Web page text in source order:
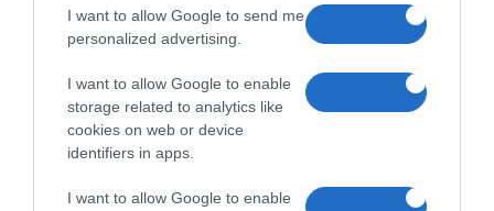
I want to allow Google to send me
personalized advertising.
I want to allow Google to enable
storage related to analytics like
cookies on web or device
identifiers in apps.
I want to allow Google to enable
mutat be a Samsung holnap?